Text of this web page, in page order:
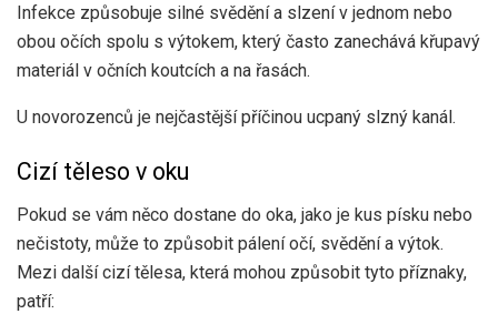
Infekce způsobuje silné svědění a slzení v jednom nebo
obou očích spolu s výtokem, který často zanechává křupavý
materiál v očních koutcích a na řasách.
U novorozenců je nejčastější příčinou ucpaný slzný kanál.
Cizí těleso v oku
Pokud se vám něco dostane do oka, jako je kus písku nebo
nečistoty, může to způsobit pálení očí, svědění a výtok.
Mezi další cizí tělesa, která mohou způsobit tyto příznaky,
patří: